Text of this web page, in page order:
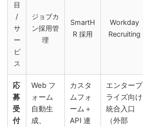
目
/
サ
ー
ビ
ス
ジョブカ
ン採用管
理
SmartH
R 採用
Workday
Recruiting
応
募
受
付
Web フ
ォーム
自動生
成、
カスタ
ムフォ
ーム＋
API 連
エンタープ
ライズ向け
統合入口
（外部